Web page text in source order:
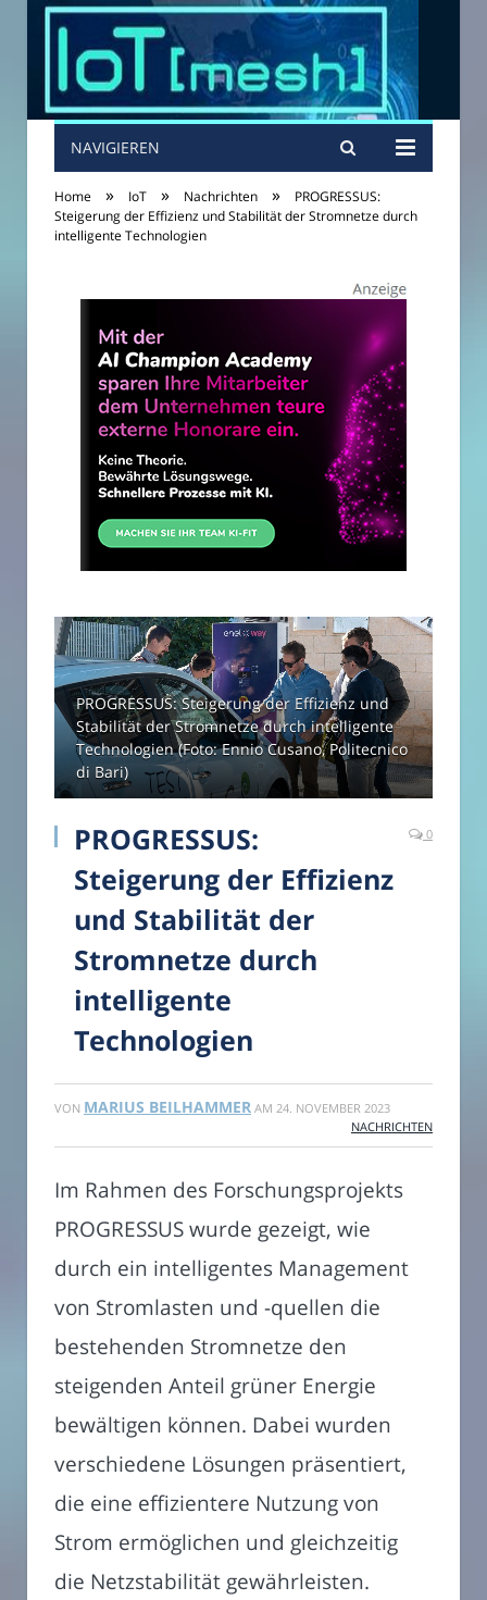
NAVIGIEREN
Home » IoT » Nachrichten »
PROGRESSUS:
Steigerung der Effizienz und Stabilität der Stromnetze durch
intelligente Technologien
PROGRESSUS: Steigerung der Effizienz und
Stabilität der Stromnetze durch intelligente
Technologien (Foto: Ennio Cusano, Politecnico
di Bari)
PROGRESSUS:
Steigerung der Effizienz
und Stabilität der
Stromnetze durch
intelligente
Technologien
0
VON MARIUS BEILHAMMER AM 24. NOVEMBER 2023
NACHRICHTEN
Im Rahmen des Forschungsprojekts
PROGRESSUS wurde gezeigt, wie
durch ein intelligentes Management
von Stromlasten und -quellen die
bestehenden Stromnetze den
steigenden Anteil grüner Energie
bewältigen können. Dabei wurden
verschiedene Lösungen präsentiert,
die eine effizientere Nutzung von
Strom ermöglichen und gleichzeitig
die Netzstabilität gewährleisten.